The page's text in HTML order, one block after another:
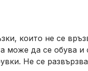
които не се
може да се обува и
Не се